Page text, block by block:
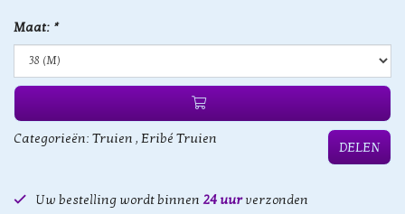
Maat: *
Categorieën: Truien , Eribé Truien
DELEN
Uw bestelling wordt binnen 24 uurverzonden